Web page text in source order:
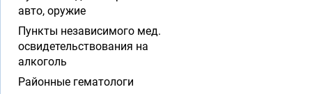
авто, оружие
Пункты независимого мед.
освидетельствования на
алкоголь
Районные гематологи